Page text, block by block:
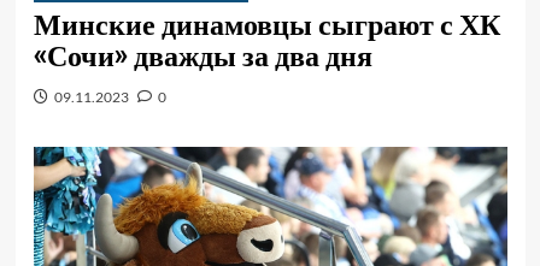
Минские динамовцы сыграют с ХК
«Сочи» дважды за два дня
09.11.2023 0